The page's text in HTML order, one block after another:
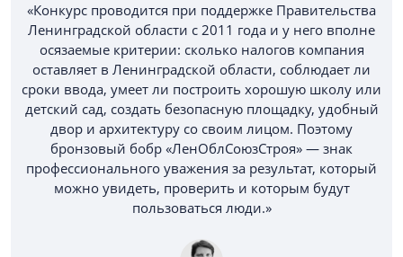
«Конкурс проводится при поддержке Правительства
Ленинградской области с 2011 года и у него вполне
осязаемые критерии: сколько налогов компания
оставляет в Ленинградской области, соблюдает ли
сроки ввода, умеет ли построить хорошую школу или
детский сад, создать безопасную площадку, удобный
двор и архитектуру со своим лицом. Поэтому
бронзовый бобр «ЛенОблСоюзСтроя» — знак
профессионального уважения за результат, который
можно увидеть, проверить и которым будут
пользоваться люди.»